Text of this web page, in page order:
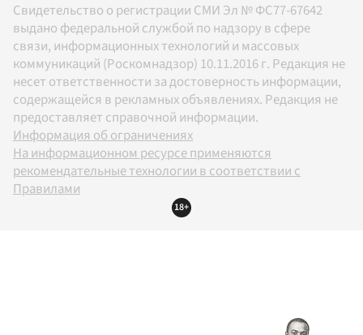
Свидетельство о регистрации СМИ Эл № ФС77-67642
выдано федеральной службой по надзору в сфере
связи, информационных технологий и массовых
коммуникаций (Роскомнадзор) 10.11.2016 г. Редакция не
несет ответственности за достоверность информации,
содержащейся в рекламных объявлениях. Редакция не
предоставляет справочной информации.
Информация об ограничениях
На информационном ресурсе применяются
рекомендательные технологии в соответствии с
Правилами
18+